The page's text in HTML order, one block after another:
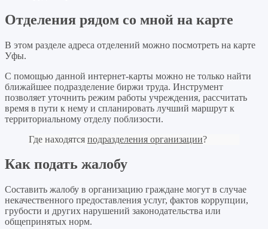
Отделения рядом со мной на карте
В этом разделе адреса отделений можно посмотреть на карте
Уфы.
С помощью данной интернет-карты можно не только найти
ближайшее подразделение биржи труда. Инструмент
позволяет уточнить режим работы учреждения, рассчитать
время в пути к нему и спланировать лучший маршрут к
территориальному отделу поблизости.
Где находятся подразделения организации?
Как подать жалобу
Составить жалобу в организацию граждане могут в случае
некачественного предоставления услуг, фактов коррупции,
грубости и других нарушений законодательства или
общепринятых норм.